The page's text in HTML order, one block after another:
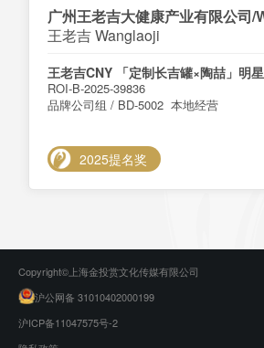
广州王老吉大健康产业有限公司/
王老吉 Wanglaoji
王老吉CNY 「定制长吉罐×陶喆」明
ROI-B-2025-39836
品牌公司组 / BD-5002 本地经营
2025提名奖
Copyright©上海金投赏文化传媒有限公司
沪公网备 31010402000199
沪ICP备11047575号-2